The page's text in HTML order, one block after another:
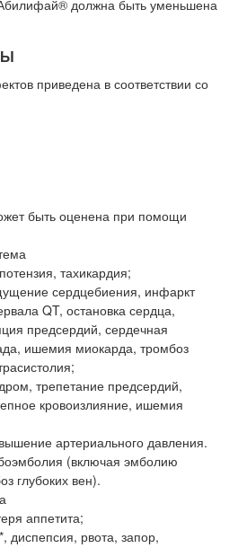
должна быть уменьшена
приведена в соответствии со
быть оценена при помощи
тахикардия;
сердцебиения, инфаркт
QT, остановка сердца,
предсердий, сердечная
ишемия миокарда, тромбоз
трепетание предсердий,
кровоизлияние, ишемия
артериального давления.
(включая эмболию
глубоких вен).
аппетита;
диспепсия, рвота, запор,